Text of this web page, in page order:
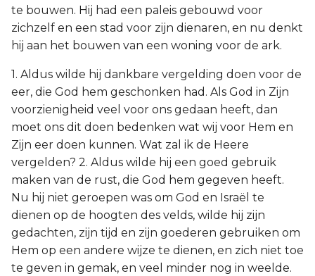
te bouwen. Hij had een paleis gebouwd voor
zichzelf en een stad voor zijn dienaren, en nu denkt
hij aan het bouwen van een woning voor de ark.
1. Aldus wilde hij dankbare vergelding doen voor de
eer, die God hem geschonken had. Als God in Zijn
voorzienigheid veel voor ons gedaan heeft, dan
moet ons dit doen bedenken wat wij voor Hem en
Zijn eer doen kunnen. Wat zal ik de Heere
vergelden? 2. Aldus wilde hij een goed gebruik
maken van de rust, die God hem gegeven heeft.
Nu hij niet geroepen was om God en Israël te
dienen op de hoogten des velds, wilde hij zijn
gedachten, zijn tijd en zijn goederen gebruiken om
Hem op een andere wijze te dienen, en zich niet toe
te geven in gemak, en veel minder nog in weelde.